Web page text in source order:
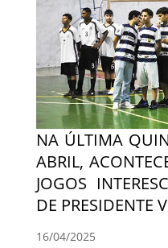
NA ÚLTIMA
ABRIL,
JOGOS
DE PRESIDENTE
16/04/2025